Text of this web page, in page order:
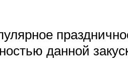
данной